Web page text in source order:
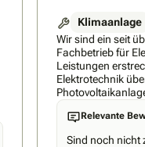
Klimaanlage
Wir sind ein seit
Fachbetrieb für
Leistungen
Elektrotechnik
Wallboxen. Mit
Mitarbeitern
Relevante
Sind noch nicht